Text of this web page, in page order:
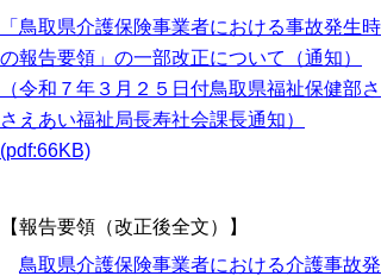
「鳥取県介護保険事業者における事故発生時
の報告要領」の一部改正について（通知）
（令和７年３月２５日付鳥取県福祉保健部さ
さえあい福祉局長寿社会課長通知）
(pdf:66KB)
【報告要領（改正後全文）】
鳥取県介護保険事業者における介護事故発